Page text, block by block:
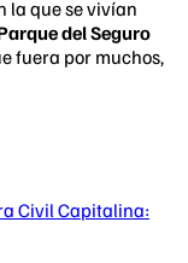
la que se vivían
del Seguro
fuera por muchos,
Civil Capitalina: